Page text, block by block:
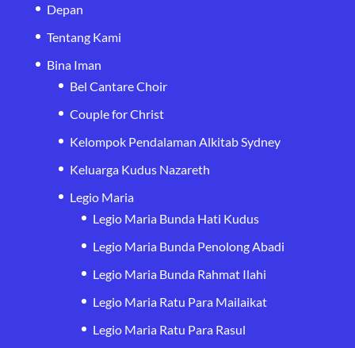
Depan
Tentang Kami
Bina Iman
Bel Cantare Choir
Couple for Christ
Kelompok Pendalaman Alkitab Sydney
Keluarga Kudus Nazareth
Legio Maria
Legio Maria Bunda Hati Kudus
Legio Maria Bunda Penolong Abadi
Legio Maria Bunda Rahmat Ilahi
Legio Maria Ratu Para Mailaikat
Legio Maria Ratu Para Rasul